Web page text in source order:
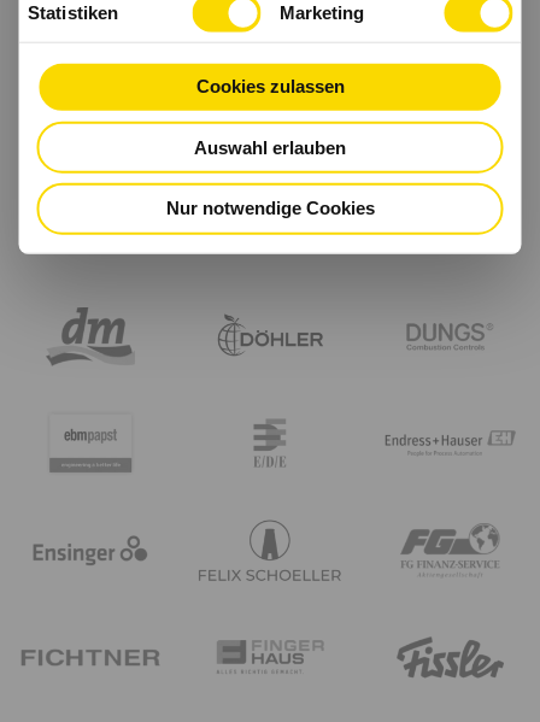
Statistiken Marketing
Cookies zulassen
Auswahl erlauben
Nur notwendige Cookies